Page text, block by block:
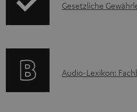
r
.
A
r
i
I
r
Gesetzliche
A
Audio-Lexikon: